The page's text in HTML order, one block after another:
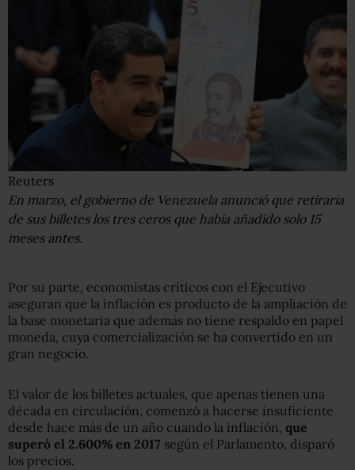
Reuters
En marzo, el gobierno de Venezuela anunció que retiraría
de sus billetes los tres ceros que había añadido solo 15
meses antes.
Por su parte, economistas críticos con el Ejecutivo
aseguran que la inflación es producto de la ampliación de
la base monetaria que además no tiene respaldo en papel
moneda, cuya comercialización se ha convertido en un
gran negocio.
El valor de los billetes actuales, que apenas tienen una
década en circulación, comenzó a hacerse insuficiente
desde hace más de un año cuando la inflación, que
superó el 2.600% en 2017 según el Parlamento, disparó
los precios.